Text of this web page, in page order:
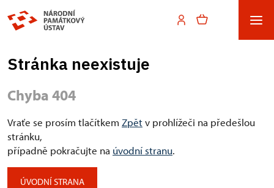
Stránka neexistuje
Chyba 404
Vraťe se prosím tlačítkem Zpětv prohlížeči na předešlou
stránku,
případně pokračujte na úvodní stranu.
ÚVODNÍ STRANA